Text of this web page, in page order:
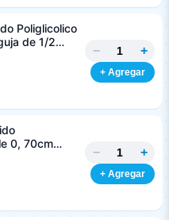
Poliglicolico
de 1/2
− +
+ Agregar
0, 70cm
Aguja de 1/2
− +
+ Agregar